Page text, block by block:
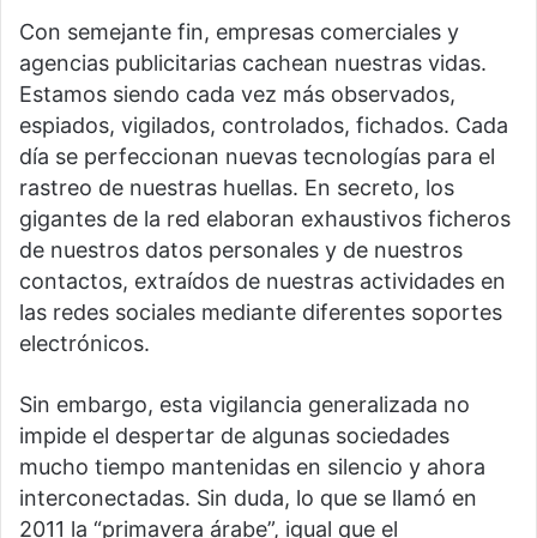
Con semejante fin, empresas comerciales y
agencias publicitarias cachean nuestras vidas.
Estamos siendo cada vez más observados,
espiados, vigilados, controlados, fichados. Cada
día se perfeccionan nuevas tecnologías para el
rastreo de nuestras huellas. En secreto, los
gigantes de la red elaboran exhaustivos ficheros
de nuestros datos personales y de nuestros
contactos, extraídos de nuestras actividades en
las redes sociales mediante diferentes soportes
electrónicos.
Sin embargo, esta vigilancia generalizada no
impide el despertar de algunas sociedades
mucho tiempo mantenidas en silencio y ahora
interconectadas. Sin duda, lo que se llamó en
2011 la “primavera árabe”, igual que el